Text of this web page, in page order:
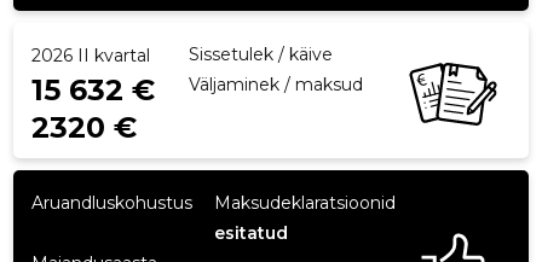
2026 II kvartal Sissetulek / käive
15 632 € Väljaminek / maksud
2320 €
Aruandluskohustus
Maksudeklaratsioonid
esitatud